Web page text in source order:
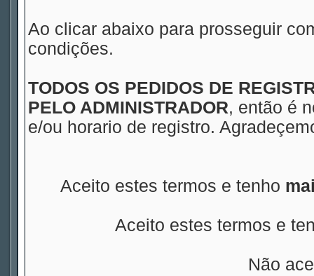
Ao clicar abaixo para prosseguir
condições.
TODOS OS PEDIDOS DE
PELO ADMINISTRADOR, então é
e/ou horario de registro.
Aceito estes termos e tenho
Aceito estes termos e
Não